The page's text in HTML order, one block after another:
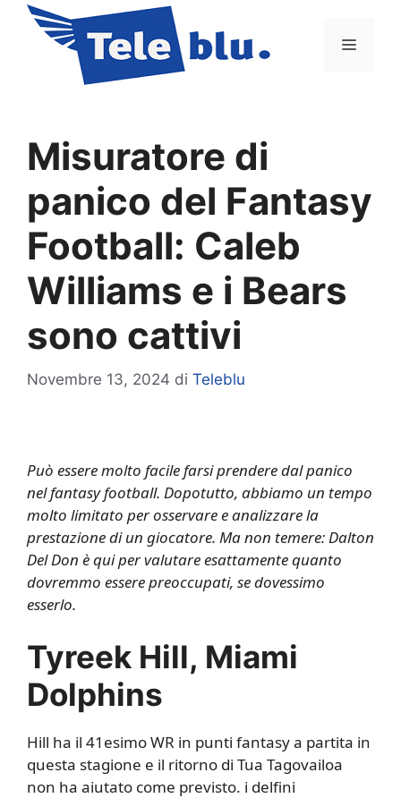
contenuto
Menu
Misuratore di
panico del Fantasy
Football: Caleb
Williams e i Bears
sono cattivi
Novembre 13, 2024 di Teleblu
Può essere molto facile farsi prendere dal panico
nel fantasy football. Dopotutto, abbiamo un tempo
molto limitato per osservare e analizzare la
prestazione di un giocatore. Ma non temere: Dalton
Del Don è qui per valutare esattamente quanto
dovremmo essere preoccupati, se dovessimo
esserlo.
Tyreek Hill, Miami
Dolphins
Hill ha il 41esimo WR in punti fantasy a partita in
questa stagione e il ritorno di Tua Tagovailoa
non ha aiutato come previsto. i delfini